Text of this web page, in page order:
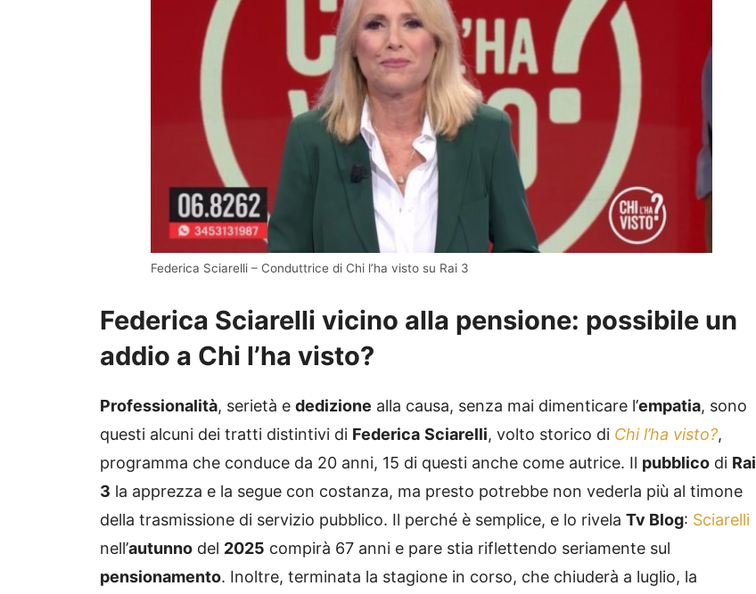
Federica Sciarelli – Conduttrice di Chi l’ha visto su Rai 3
Federica Sciarelli vicino alla pensione: possibile un
addio a Chi l’ha visto?
Professionalità, serietà e dedizione alla causa, senza mai dimenticare l’empatia, sono
questi alcuni dei tratti distintivi di Federica Sciarelli, volto storico di Chi l’ha visto?,
programma che conduce da 20 anni, 15 di questi anche come autrice. Il pubblico di Rai
3 la apprezza e la segue con costanza, ma presto potrebbe non vederla più al timone
della trasmissione di servizio pubblico. Il perché è semplice, e lo rivela Tv Blog: Sciarelli
nell’autunno del 2025 compirà 67 anni e pare stia riflettendo seriamente sul
pensionamento. Inoltre, terminata la stagione in corso, che chiuderà a luglio, la